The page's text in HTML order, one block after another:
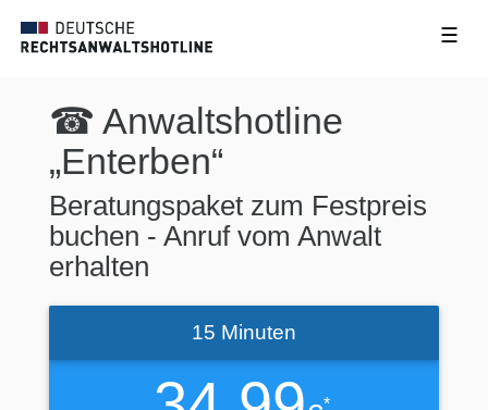
☰
☎ Anwaltshotline
„Enterben“
Beratungspaket zum Festpreis
buchen - Anruf vom Anwalt
erhalten
*
15 Minuten